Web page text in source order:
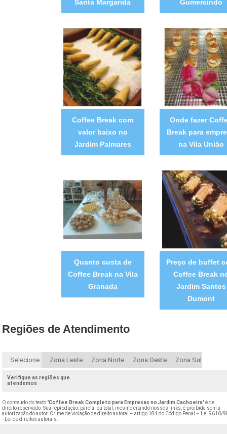
Santa Margarida
Gumercindo
Coffee Break com
valor baixo no
Jardim Palmares
Onde fazer
Break para
na Vila União
Quanto custa de
Coffee Break na Vila
Granada
Preço de buffet
Coffee Break
Jardim Santos
Dumont
Regiões de Atendimento
Selecione: Zona Leste Zona Norte Zona Oeste Zona Sul
Verifique as regiões que
atendemos
O conteúdo do texto "Coffee Break Completo para Empresas no Jardim Cachoeira" é de
direito reservado. Sua reprodução, parcial ou total, mesmo citando nossos links, é proibida sem a
autorização do autor. Crime de violação de direito autoral – artigo 184 do Código Penal –
Lei 9610/
- Lei de direitos autorais